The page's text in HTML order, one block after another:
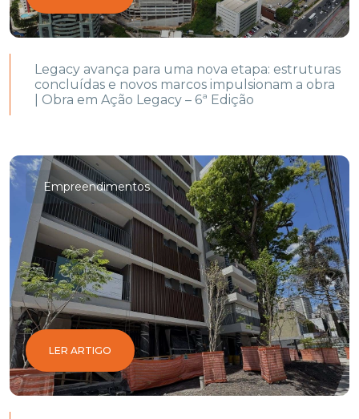
Legacy avança para uma nova etapa: estruturas
concluídas e novos marcos impulsionam a obra
| Obra em Ação Legacy – 6ª Edição
Empreendimentos
LER ARTIGO